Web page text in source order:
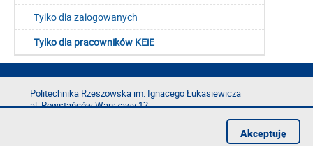
Tylko dla zalogowanych
Tylko dla pracowników KEiE
Politechnika Rzeszowska im. Ignacego Łukasiewicza
al. Powstańców Warszawy 12
Akceptuję